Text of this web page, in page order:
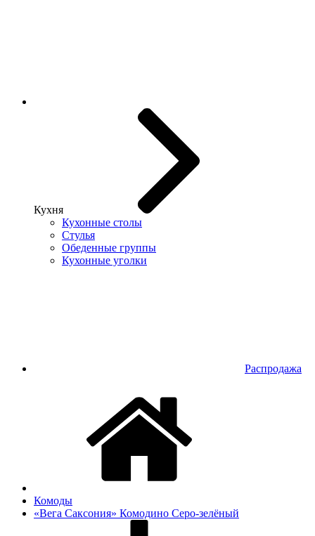
Кухня
Кухонные столы
Стулья
Обеденные группы
Кухонные уголки
Распродажа
Комоды
«Вега Саксония» Комодино Серо-зелёный